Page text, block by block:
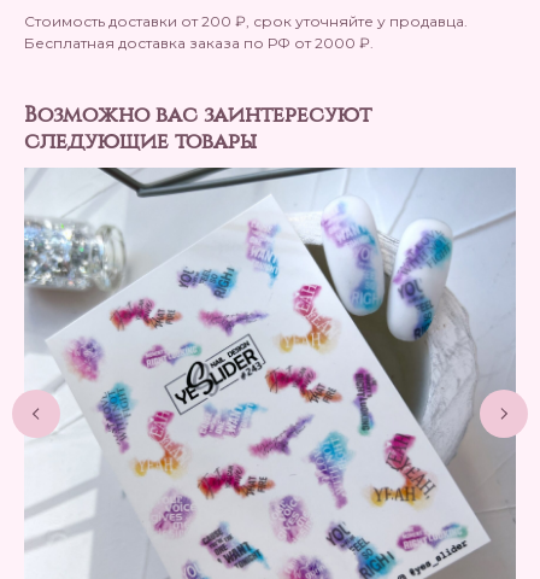
Стоимость доставки от 200 ₽, срок уточняйте у продавца.
Бесплатная доставка заказа по РФ от 2000 ₽.
Возможно вас заинтересуют
следующие товары